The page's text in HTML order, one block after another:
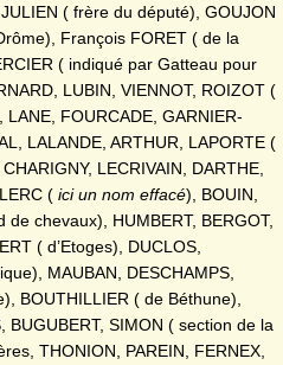
( frère du député), GOUJON
François FORET ( de la
( indiqué par Gatteau pour
LUBIN, VIENNOT, ROIZOT (
FOURCADE, GARNIER-
LALANDE, ARTHUR, LAPORTE (
LECRIVAIN, DARTHE,
( ici un nom effacé), BOUIN,
de chevaux), HUMBERT, BERGOT,
( d’Etoges), DUCLOS,
MAUBAN, DESCHAMPS,
BOUTHILLIER ( de Béthune),
BUGUBERT, SIMON ( section de la
THONION, PAREIN, FERNEX,